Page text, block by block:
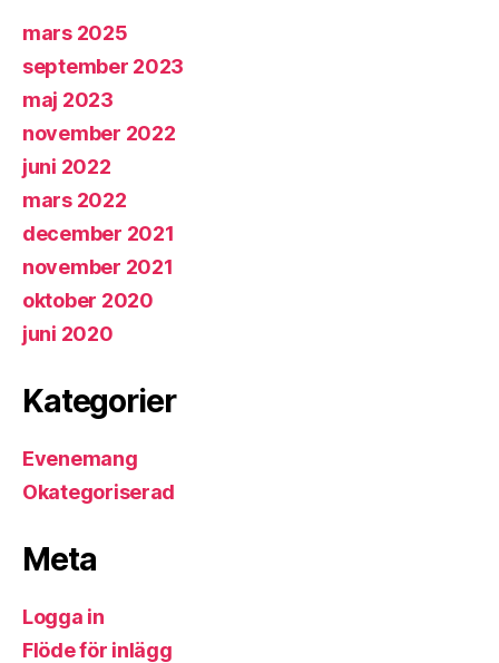
mars 2025
september 2023
maj 2023
november 2022
juni 2022
mars 2022
december 2021
november 2021
oktober 2020
juni 2020
Kategorier
Evenemang
Okategoriserad
Meta
Logga in
Flöde för inlägg